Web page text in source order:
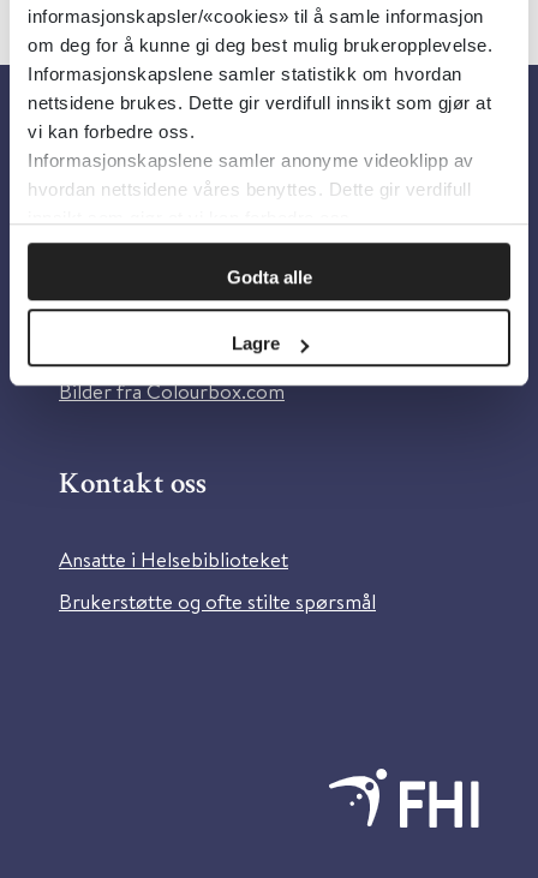
informasjonskapsler/«cookies» til å samle informasjon
om deg for å kunne gi deg best mulig brukeropplevelse.
Informasjonskapslene samler statistikk om hvordan
nettsidene brukes. Dette gir verdifull innsikt som gjør at
vi kan forbedre oss.
Informasjonskapslene samler anonyme videoklipp av
hvordan nettsidene våres benyttes. Dette gir verdifull
Godta alle
Lagre
Om oss
Om Helsebiblioteket
Personvern og informasjonskapsler
Tilgjengelighetserklæring
Information in English
Bilder fra Colourbox.com
Kontakt oss
Ansatte i Helsebiblioteket
Brukerstøtte og ofte stilte spørsmål